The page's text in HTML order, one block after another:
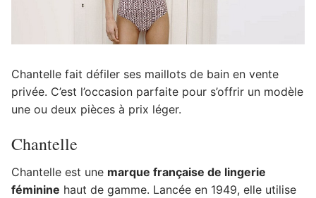
Chantelle fait défiler ses maillots de bain en vente
privée. C’est l’occasion parfaite pour s’offrir un modèle
une ou deux pièces à prix léger.
Chantelle
Chantelle est une marque française de lingerie
féminine haut de gamme. Lancée en 1949, elle utilise